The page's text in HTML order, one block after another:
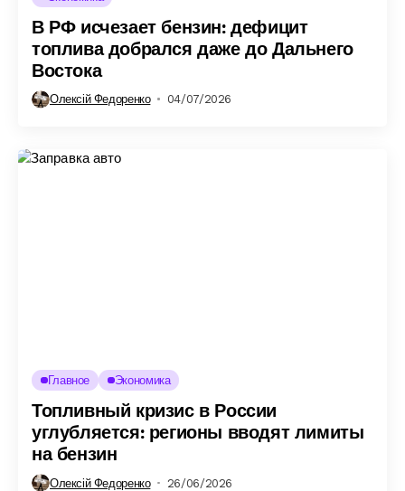
В РФ исчезает бензин: дефицит
топлива добрался даже до Дальнего
Востока
Олексій Федоренко 04/07/2026
Главное Экономика
Топливный кризис в России
углубляется: регионы вводят лимиты
на бензин
Олексій Федоренко 26/06/2026